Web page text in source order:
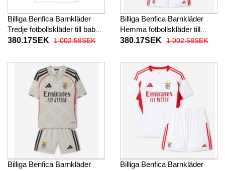
Billiga Benfica Barnkläder
Tredje fotbollskläder till baby
2026-27 Kortärmad (+ Korta
380.17SEK 1 002.58SEK
Billiga Benfica Barnkläder
Hemma fotbollskläder till
baby 2025-26 Kortärmad (+
380.17SEK 1 002.58SEK
Billiga Benfica Barnkläder
Billiga Benfica Barnkläder